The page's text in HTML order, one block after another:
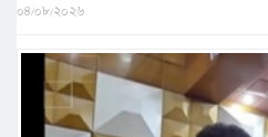
০৪/০৮/২০২৬